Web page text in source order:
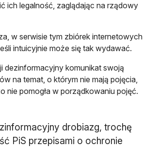
ich legalność, zaglądając na rządowy
w serwisie tym zbiórek internetowych
intuicyjnie może się tak wydawać.
dezinformacyjny komunikat swoją
na temat, o którym nie mają pojęcia,
nie pomogła w porządkowaniu pojęć.
drobiazg, trochę
PiS przepisami o ochronie